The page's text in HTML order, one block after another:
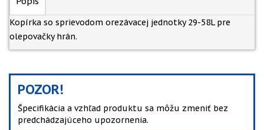
Kopírka so sprievodom orezávacej jednotky 29-58L pre
olepovačky hrán.
POZOR!
Špecifikácia a vzhľad produktu sa môžu zmeniť bez
predchádzajúceho upozornenia.